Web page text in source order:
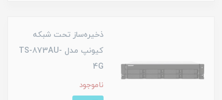
ذخیره‌ساز تحت شبکه
کیونپ مدل TS-873AU-
4G
ناموجود